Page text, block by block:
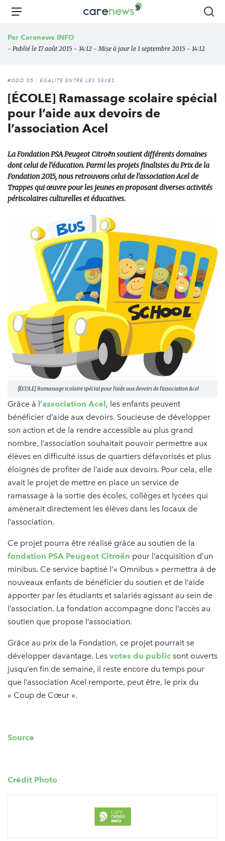
Aller
principal
Carenews,
des
l'engagement
Menu
Par Carenews INFO
- Publié le 17 août 2015 - 14:12 - Mise à jour le 1 septembre 2015 - 14:12
#ODD 05 : ÉGALITÉ ENTRE LES SEXES
[ÉCOLE] Ramassage scolaire spécial
pour l’aide aux devoirs de
l’association Acel
La Fondation PSA Peugeot Citroën soutient différents domaines
dont celui de l’éducation. Parmi les projets finalistes du Prix de la
Fondation 2015, nous retrouvons celui de l’association Acel de
Trappes qui œuvre pour les jeunes en proposant diverses activités
périscolaires culturelles et éducatives.
[ÉCOLE] Ramassage scolaire spécial pour l’aide aux devoirs de l’association Acel
Grâce à l’association Acel , les enfants peuvent
bénéficier d’aide aux devoirs. Soucieuse de développer
son action et de la rendre accessible au plus grand
nombre, l’association souhaitait pouvoir permettre aux
élèves en difficulté issus de quartiers défavorisés et plus
éloignés de profiter de l’aide aux devoirs. Pour cela, elle
avait le projet de mettre en place un service de
ramassage à la sortie des écoles, collèges et lycées qui
amènerait directement les élèves dans les locaux de
l’association.
Ce projet pourra être réalisé grâce au soutien de la
fondation PSA Peugeot Citroën pour l’acquisition d’un
minibus. Ce service baptisé l’« Omnibus » permettra à de
nouveaux enfants de bénéficier du soutien et de l’aide
apporter par les étudiants et salariés agissant au sein de
l’association. La fondation accompagne donc l’accès au
soutien que propose l’association.
Grâce au prix de la Fondation, ce projet pourrait se
développer davantage. Les votes du public sont ouverts
jusqu’en fin de semaine, il reste encore du temps pour
que l’association Acel remporte, peut être, le prix du
« Coup de Cœur ».
Source
Crédit Photo